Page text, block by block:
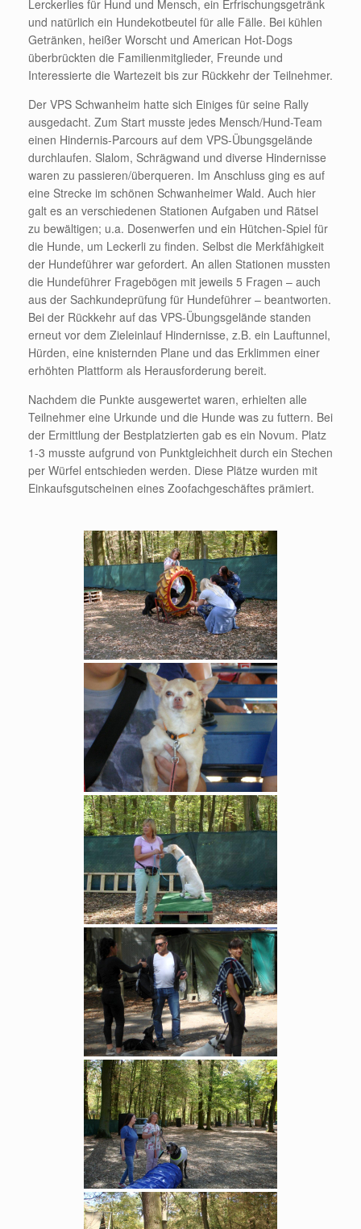
Lerckerlies für Hund und Mensch, ein Erfrischungsgetränk
und natürlich ein Hundekotbeutel für alle Fälle. Bei kühlen
Getränken, heißer Worscht und American Hot-Dogs
überbrückten die Familienmitglieder, Freunde und
Interessierte die Wartezeit bis zur Rückkehr der Teilnehmer.
Der VPS Schwanheim hatte sich Einiges für seine Rally
ausgedacht. Zum Start musste jedes Mensch/Hund-Team
einen Hindernis-Parcours auf dem VPS-Übungsgelände
durchlaufen. Slalom, Schrägwand und diverse Hindernisse
waren zu passieren/überqueren. Im Anschluss ging es auf
eine Strecke im schönen Schwanheimer Wald. Auch hier
galt es an verschiedenen Stationen Aufgaben und Rätsel
zu bewältigen; u.a. Dosenwerfen und ein Hütchen-Spiel für
die Hunde, um Leckerli zu finden. Selbst die Merkfähigkeit
der Hundeführer war gefordert. An allen Stationen mussten
die Hundeführer Fragebögen mit jeweils 5 Fragen – auch
aus der Sachkundeprüfung für Hundeführer – beantworten.
Bei der Rückkehr auf das VPS-Übungsgelände standen
erneut vor dem Zieleinlauf Hindernisse, z.B. ein Lauftunnel,
Hürden, eine knisternden Plane und das Erklimmen einer
erhöhten Plattform als Herausforderung bereit.
Nachdem die Punkte ausgewertet waren, erhielten alle
Teilnehmer eine Urkunde und die Hunde was zu futtern. Bei
der Ermittlung der Bestplatzierten gab es ein Novum. Platz
1-3 musste aufgrund von Punktgleichheit durch ein Stechen
per Würfel entschieden werden. Diese Plätze wurden mit
Einkaufsgutscheinen eines Zoofachgeschäftes prämiert.